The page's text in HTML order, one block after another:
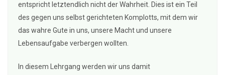
entspricht letztendlich nicht der Wahrheit. Dies ist ein Teil
des gegen uns selbst gerichteten Komplotts, mit dem wir
das wahre Gute in uns, unsere Macht und unsere
Lebensaufgabe verbergen wollten.
In diesem Lehrgang werden wir uns damit